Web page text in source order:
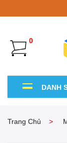
0
DANH
Trang Chủ